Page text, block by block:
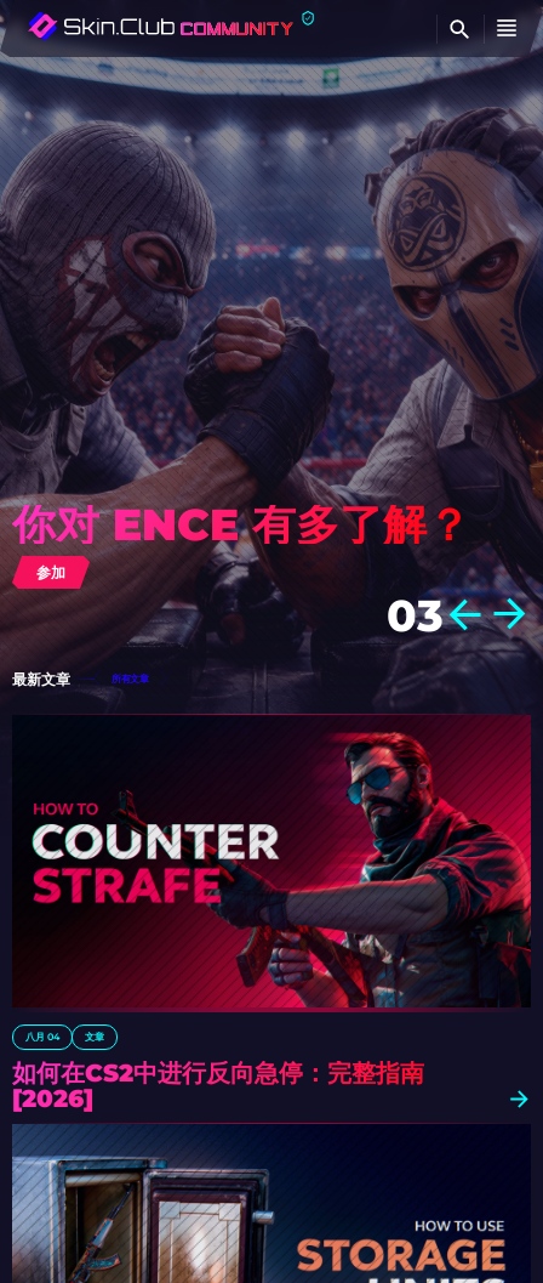
参加
参加
参加
每日礼物日历
立即开启
04
最新文章 所有文章
八月 04 文章
如何在CS2中进行反向急停：完整指南
[2026]